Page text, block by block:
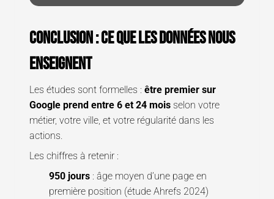
Conclusion : Ce que les données nous
enseignent
Les études sont formelles : être premier sur
Google prend entre 6 et 24 mois selon votre
métier, votre ville, et votre régularité dans les
actions.
Les chiffres à retenir :
950 jours : âge moyen d’une page en
première position (étude Ahrefs 2024)